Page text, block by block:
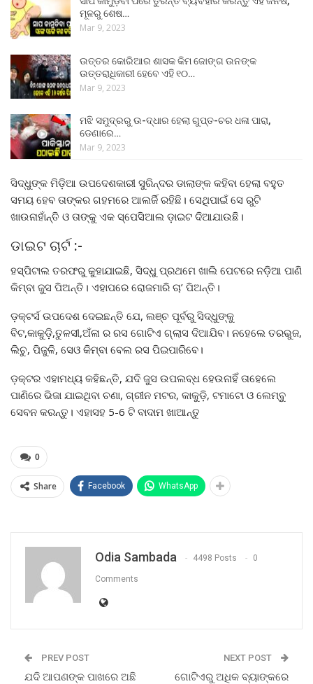
ମୂଳରୁ ଶେଷ…
Mar 9, 2023
ଉତ୍ତର କୋରିଆର ଶାସକ କିମ ଜୋଙ୍ଗ ଉନଙ୍କ
ଉତ୍ତରାଧିକାରୀ ହେବେ ଏହି ୧୦…
Mar 9, 2023
ମଝି ସମୁଦ୍ରରୁ ଉ-ଦ୍ଧାର ହେଲା ଗୁପ୍ତ-ଚର ଧଳା ପାରା,
ଡେଣାରେ…
Mar 9, 2023
ସିଦ୍ଧୁଙ୍କ ମିଡ଼ିଆ ଉପଦେଶକାରୀ ସୁରିନ୍ଦର ଡାଲାଙ୍କ କହିବା ହେଲା ବହୁତ
ସମୟ ହେବ ତାଙ୍କର ଗହମରେ ଆଲର୍ଜି ରହିଛି। ସେଥିପାଇଁ ସେ ରୁଟି
ଖାଉନାହାଁନ୍ତି ଓ ତାଙ୍କୁ ଏକ ସ୍ପେସିଆଲ ଡ଼ାଇଟ ଦିଆଯାଉଛି।
ଡାଇଟ ଚାର୍ଟ :-
ହସ୍ପିଟାଲ ତରଫରୁ କୁହାଯାଇଛି, ସିଦ୍ଧୁ ପ୍ରଥମେ ଖାଲି ପେଟରେ ନଡ଼ିଆ ପାଣି
କିମ୍ବା ଜୁସ ପିଅନ୍ତି। ଏହାପରେ ରୋଜମାରି ଚା’ ପିଅନ୍ତି।
ଡ଼କ୍ଟର୍ସ ଉପଦେଶ ଦେଇଛନ୍ତି ଯେ, ଲଞ୍ଚ ପୂର୍ବରୁ ସିଦ୍ଧୁଙ୍କୁ
ବିଟ,କାକୁଡ଼ି,ତୁଳସୀ,ଅଁଳା ର ରସ ଗୋଟିଏ ଗ୍ଲାସ ଦିଆଯିବ। ନହେଲେ ତରଭୁଜ,
ଲିଚୁ, ପିଜୁଳି, ସେଓ କିମ୍ବା ବେଲ ରସ ପିଇପାରିବେ।
ଡ଼କ୍ଟର ଏହାମଧ୍ୟ କହିଛନ୍ତି, ଯଦି ଜୁସ ଉପଲବ୍ଧ ହେଉନାହିଁ ତାହେଲେ
ପାଣିରେ ଭିଜା ଯାଇଥିବା ଚଣା, ଗ୍ରୀନ ମଟର, କାକୁଡ଼ି, ଟମାଟୋ ଓ ଲେମ୍ବୁ
ସେବନ କରନ୍ତୁ। ଏହାସହ 5-6 ଟି ବାଦାମ ଖାଆନ୍ତୁ
0
Share Facebook WhatsApp
Odia Sambada 4498 Posts 0
Comments
PREV POST
ଯଦି ଆପଣଙ୍କ ପାଖରେ ଅଛି
NEXT POST
ଗୋଟିଏରୁ ଅଧିକ ବ୍ୟାଙ୍କରେ